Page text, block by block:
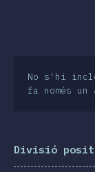
No s'hi
fa només un
Divisió